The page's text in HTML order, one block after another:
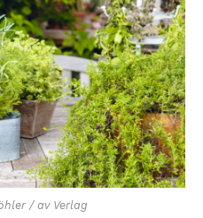
/ av Verlag